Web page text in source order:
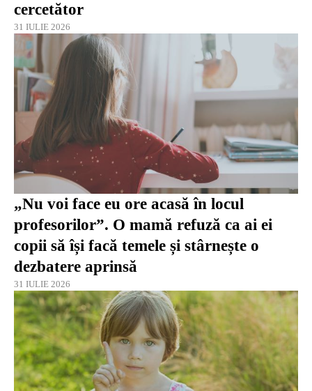
cercetător
31 IULIE 2026
„Nu voi face eu ore acasă în locul
profesorilor”. O mamă refuză ca ai ei
copii să își facă temele și stârnește o
dezbatere aprinsă
31 IULIE 2026